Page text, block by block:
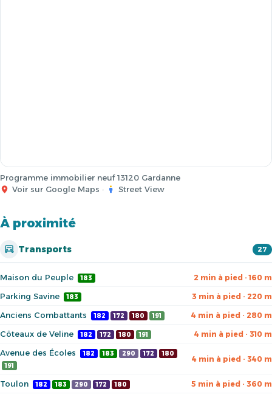
Programme immobilier neuf 13120 Gardanne
Voir sur Google Maps · Street View
À proximité
Transports 27
Maison du Peuple 183 2 min à pied · 160 m
Parking Savine 183 3 min à pied · 220 m
Anciens Combattants 182 172 180 191 4 min à pied · 280 m
Côteaux de Veline 182 172 180 191 4 min à pied · 310 m
Avenue des Écoles 182 183 290 172
180
191
4 min à pied · 340 m
Toulon 182 183 290 172 180 5 min à pied · 360 m